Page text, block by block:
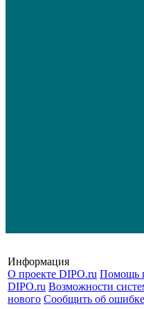
Информация
О проекте DIPO.ru Помощь
DIPO.ru Возможности
нового Сообщить об ошибке